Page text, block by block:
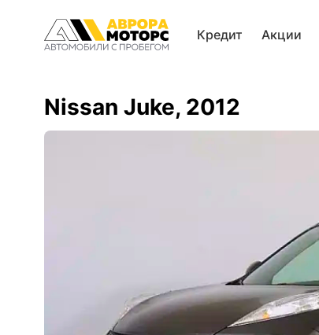
Кредит Акции
Nissan Juke, 2012